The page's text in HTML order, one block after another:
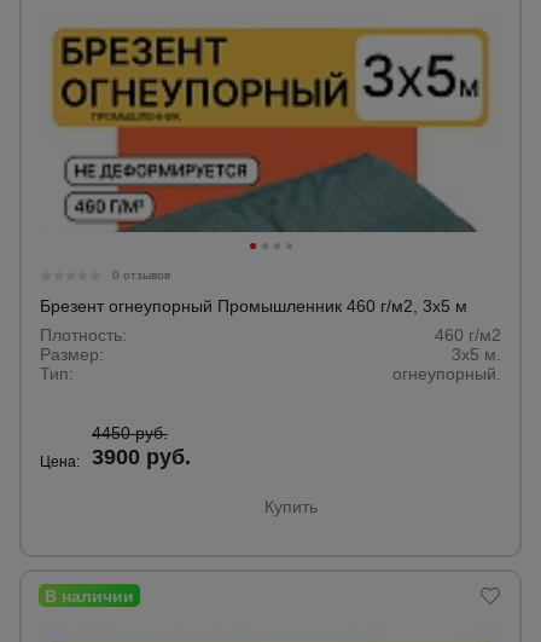
0 отзывов
Брезент огнеупорный Промышленник 460 г/м2, 3х5 м
Плотность:
460 г/м2
Размер:
3х5 м.
Тип:
огнеупорный.
Цена:
4450 руб.
3900 руб.
Купить
арматурой
Оборудование
Техника
и